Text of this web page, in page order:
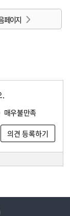
페이지
.
매우불만족